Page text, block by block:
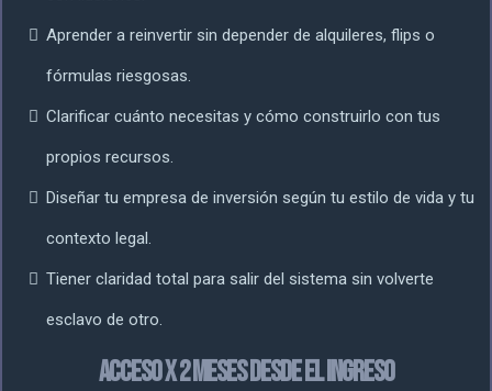
Aprender a reinvertir sin depender de alquileres, flips o
fórmulas riesgosas.
Clarificar cuánto necesitas y cómo construirlo con tus
propios recursos.
Diseñar tu empresa de inversión según tu estilo de vida y tu
contexto legal.
Tiener claridad total para salir del sistema sin volverte
esclavo de otro.
ACCESO X 2 MESES DESDE EL INGRESO